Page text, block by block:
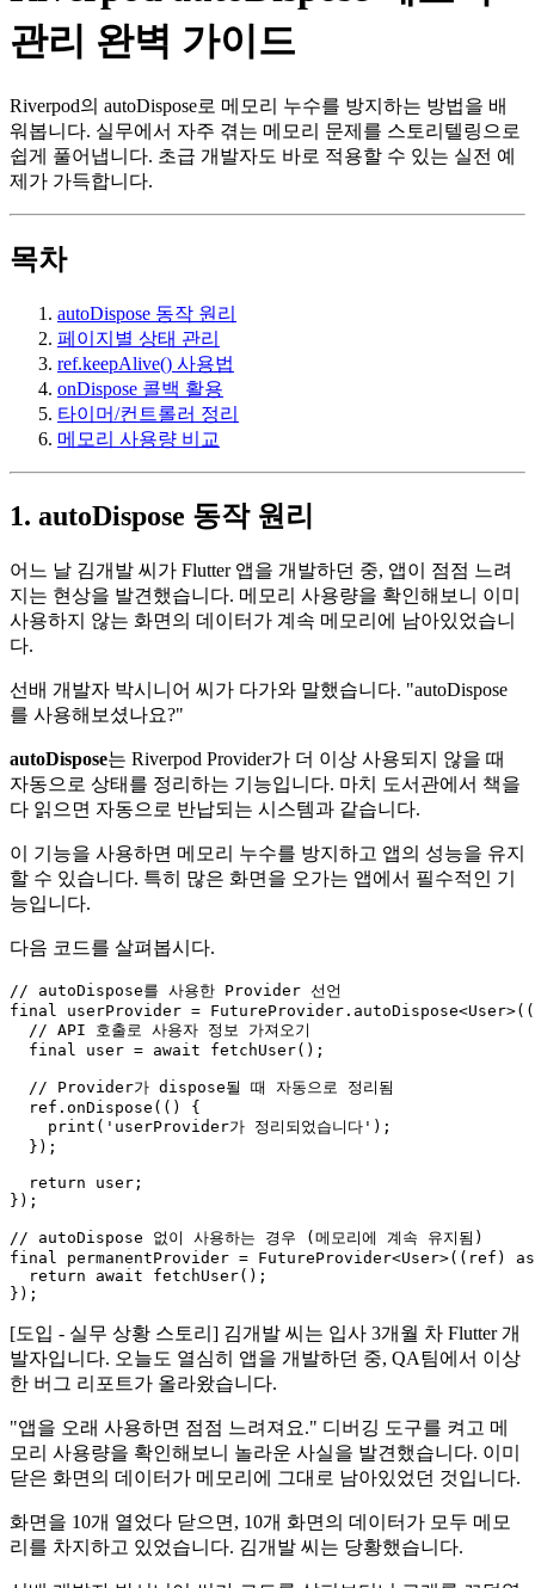
관리 완벽 가이드
Riverpod의 autoDispose로 메모리 누수를 방지하는 방법을 배
워봅니다. 실무에서 자주 겪는 메모리 문제를 스토리텔링으로
쉽게 풀어냅니다. 초급 개발자도 바로 적용할 수 있는 실전 예
제가 가득합니다.
목차
autoDispose 동작 원리
페이지별 상태 관리
ref.keepAlive() 사용법
onDispose 콜백 활용
타이머/컨트롤러 정리
메모리 사용량 비교
1. autoDispose 동작 원리
어느 날 김개발 씨가 Flutter 앱을 개발하던 중, 앱이 점점 느려
지는 현상을 발견했습니다. 메모리 사용량을 확인해보니 이미
사용하지 않는 화면의 데이터가 계속 메모리에 남아있었습니
다.
선배 개발자 박시니어 씨가 다가와 말했습니다. "autoDispose
를 사용해보셨나요?"
autoDispose는 Riverpod Provider가 더 이상 사용되지 않을 때
자동으로 상태를 정리하는 기능입니다. 마치 도서관에서 책을
다 읽으면 자동으로 반납되는 시스템과 같습니다.
이 기능을 사용하면 메모리 누수를 방지하고 앱의 성능을 유지
할 수 있습니다. 특히 많은 화면을 오가는 앱에서 필수적인 기
능입니다.
다음 코드를 살펴봅시다.
// autoDispose를 사용한 Provider 선언
final userProvider =
  // API 호출로 사용자 정보 가져오기
  final user = await fetchUser();
  // Provider가 dispose될 때 자동으로 정리됨
  ref.onDispose(() {
    print('userProvider가 정리되었습니다');
  });
  return user;
});
// autoDispose 없이 사용하는 경우 (메모리에 계속 유지됨)
final permanentProvider = FutureProvider<User>((ref)
  return await fetchUser();
[도입 - 실무 상황 스토리] 김개발 씨는 입사 3개월 차 Flutter 개
발자입니다. 오늘도 열심히 앱을 개발하던 중, QA팀에서 이상
한 버그 리포트가 올라왔습니다.
"앱을 오래 사용하면 점점 느려져요." 디버깅 도구를 켜고 메
모리 사용량을 확인해보니 놀라운 사실을 발견했습니다. 이미
닫은 화면의 데이터가 메모리에 그대로 남아있었던 것입니다.
화면을 10개 열었다 닫으면, 10개 화면의 데이터가 모두 메모
리를 차지하고 있었습니다. 김개발 씨는 당황했습니다.